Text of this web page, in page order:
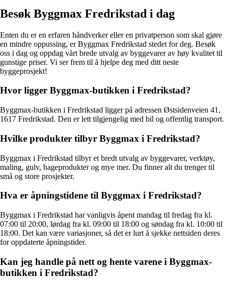
Besøk Byggmax Fredrikstad i dag
Enten du er en erfaren håndverker eller en privatperson som skal gjøre
en mindre oppussing, er Byggmax Fredrikstad stedet for deg. Besøk
oss i dag og oppdag vårt brede utvalg av byggevarer av høy kvalitet til
gunstige priser. Vi ser frem til å hjelpe deg med ditt neste
byggeprosjekt!
Hvor ligger Byggmax-butikken i Fredrikstad?
Byggmax-butikken i Fredrikstad ligger på adressen Østsidenveien 41,
1617 Fredrikstad. Den er lett tilgjengelig med bil og offentlig transport.
Hvilke produkter tilbyr Byggmax i Fredrikstad?
Byggmax i Fredrikstad tilbyr et bredt utvalg av byggevarer, verktøy,
maling, gulv, hageprodukter og mye mer. Du finner alt du trenger til
små og store prosjekter.
Hva er åpningstidene til Byggmax i Fredrikstad?
Byggmax i Fredrikstad har vanligvis åpent mandag til fredag fra kl.
07:00 til 20:00, lørdag fra kl. 09:00 til 18:00 og søndag fra kl. 10:00 til
18:00. Det kan være variasjoner, så det er lurt å sjekke nettsiden deres
for oppdaterte åpningstider.
Kan jeg handle på nett og hente varene i Byggmax-
butikken i Fredrikstad?